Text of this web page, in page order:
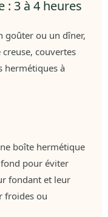
: 3 à 4 heures
goûter ou un dîner,
couvertes
hermétiques à
boîte hermétique
pour éviter
fondant et leur
froides ou